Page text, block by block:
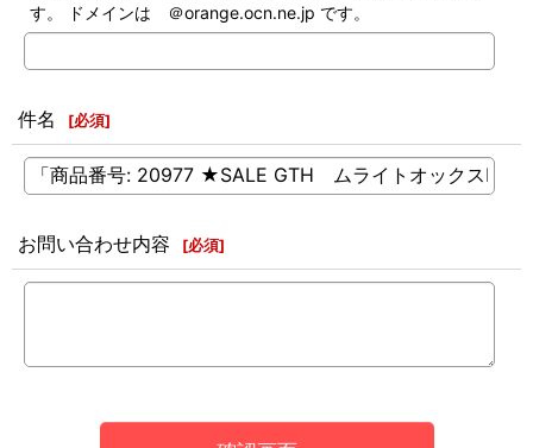
す。 ドメインは ＠orange.ocn.ne.jp です。
件名 [必須]
お問い合わせ内容 [必須]